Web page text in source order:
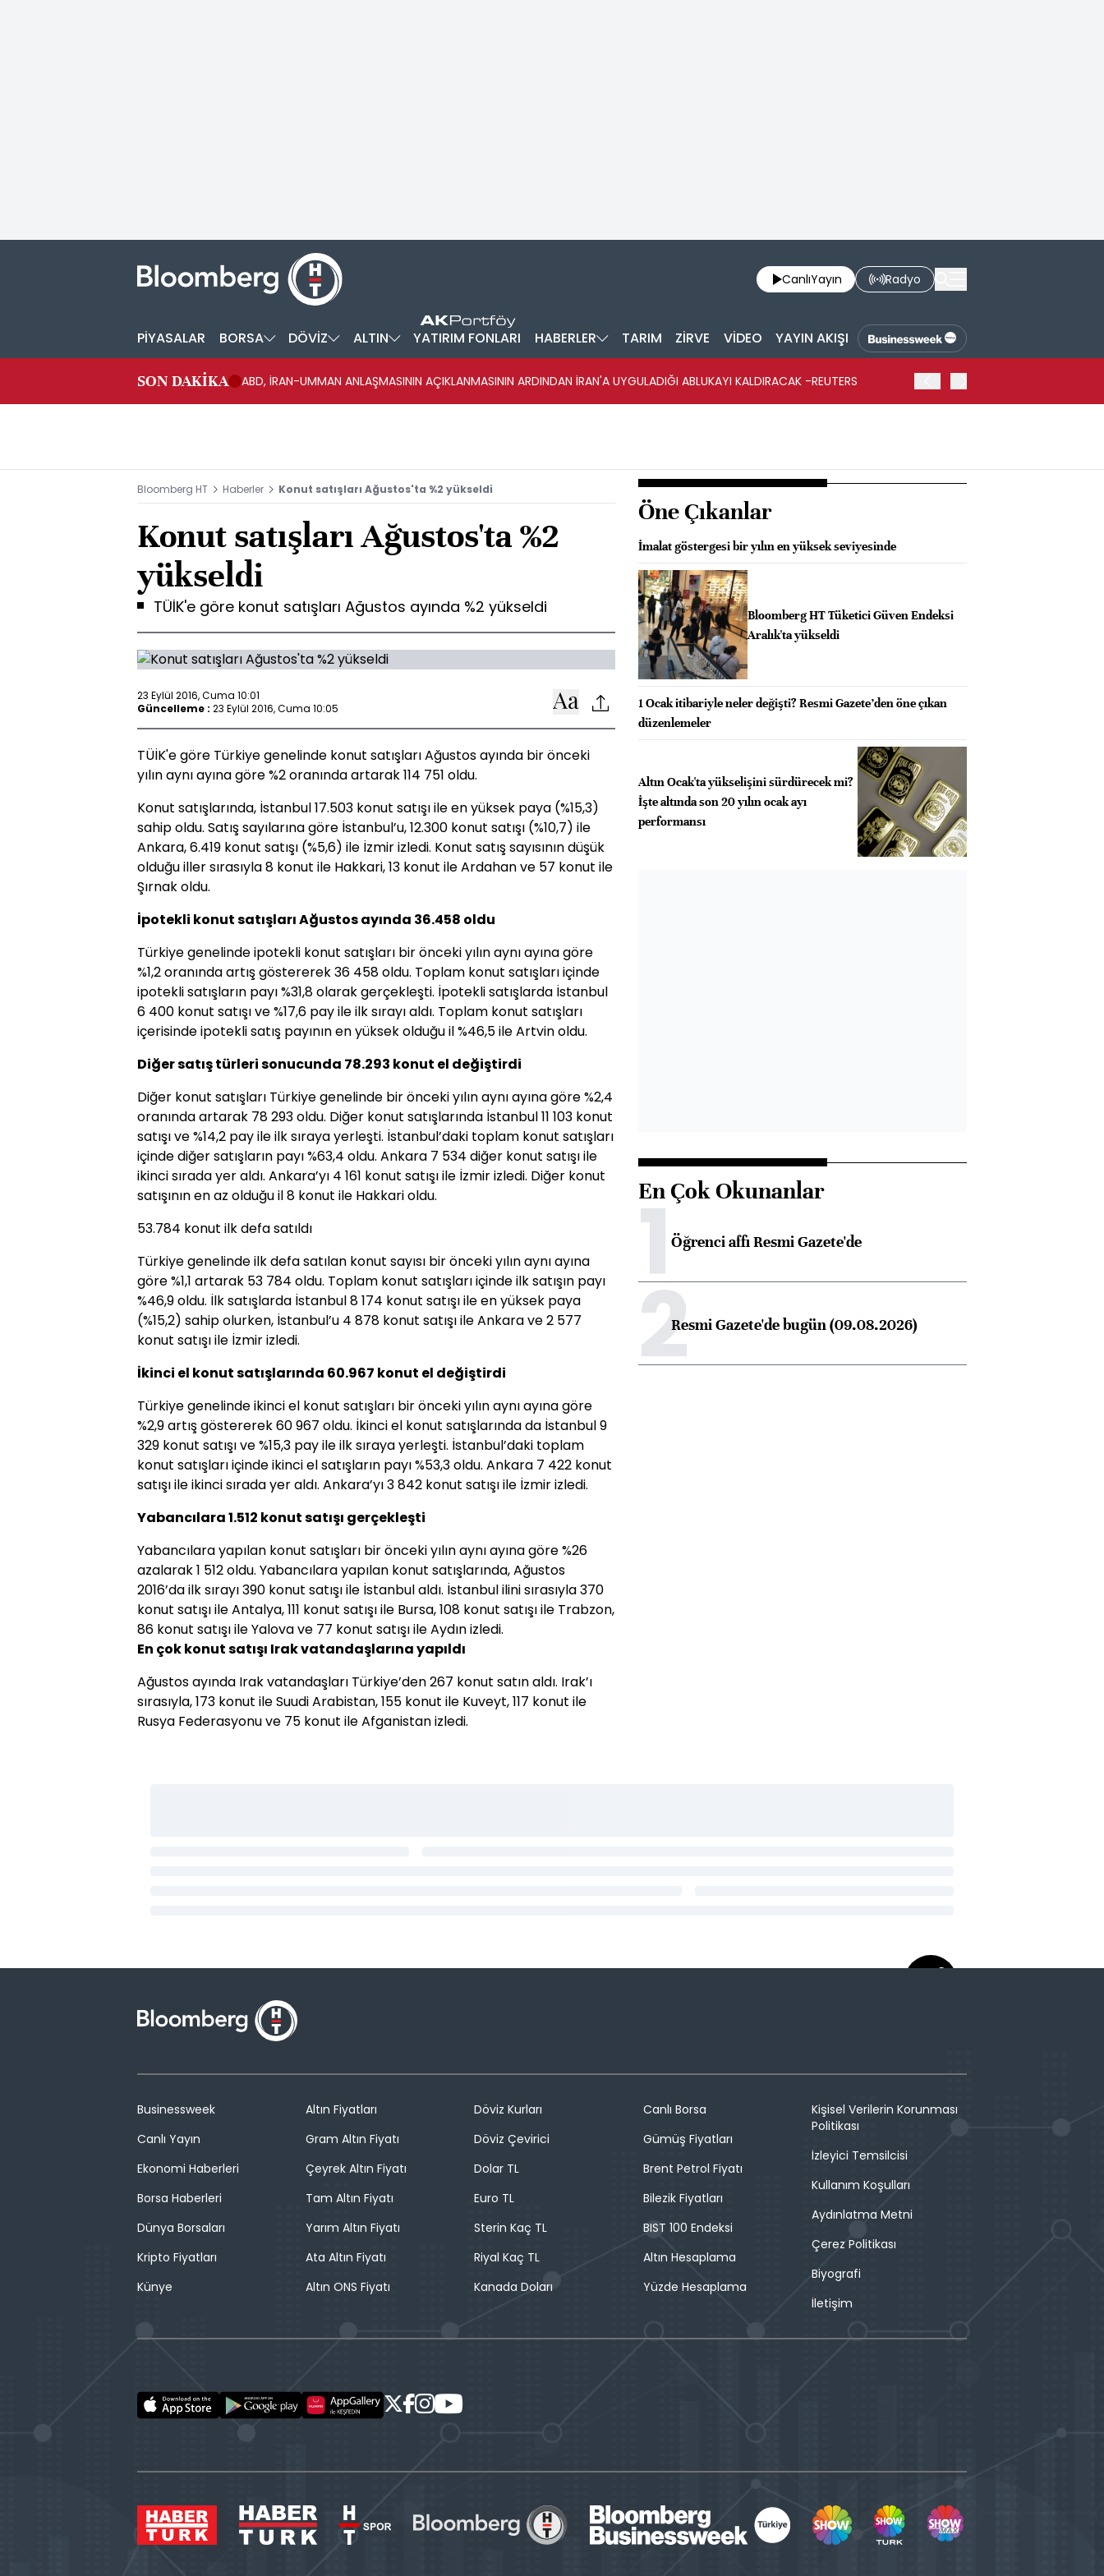
CanlıYayın Radyo
PİYASALAR BORSA DÖVİZ ALTIN YATIRIM FONLARI HABERLER TARIM ZİRVE VİDEO YAYIN AKIŞI
SON DAKİKA ABD, İRAN-UMMAN ANLAŞMASININ AÇIKLANMASININ ARDINDAN İRAN'A UYGULADIĞI ABLUKAYI KALDIRACAK -REUTERS
Bloomberg HT Haberler Konut satışları Ağustos'ta %2 yükseldi
Konut satışları Ağustos'ta %2
yükseldi
TÜİK'e göre konut satışları Ağustos ayında %2 yükseldi
23 Eylül 2016, Cuma 10:01
Güncelleme : 23 Eylül 2016, Cuma 10:05
TÜİK'e göre Türkiye genelinde konut satışları Ağustos ayında bir önceki
yılın aynı ayına göre %2 oranında artarak 114 751 oldu.
Konut satışlarında, İstanbul 17.503 konut satışı ile en yüksek paya (%15,3)
sahip oldu. Satış sayılarına göre İstanbul’u, 12.300 konut satışı (%10,7) ile
Ankara, 6.419 konut satışı (%5,6) ile İzmir izledi. Konut satış sayısının düşük
olduğu iller sırasıyla 8 konut ile Hakkari, 13 konut ile Ardahan ve 57 konut ile
Şırnak oldu.
İpotekli konut satışları Ağustos ayında 36.458 oldu
Türkiye genelinde ipotekli konut satışları bir önceki yılın aynı ayına göre
%1,2 oranında artış göstererek 36 458 oldu. Toplam konut satışları içinde
ipotekli satışların payı %31,8 olarak gerçekleşti. İpotekli satışlarda İstanbul
6 400 konut satışı ve %17,6 pay ile ilk sırayı aldı. Toplam konut satışları
içerisinde ipotekli satış payının en yüksek olduğu il %46,5 ile Artvin oldu.
Diğer satış türleri sonucunda 78.293 konut el değiştirdi
Diğer konut satışları Türkiye genelinde bir önceki yılın aynı ayına göre %2,4
oranında artarak 78 293 oldu. Diğer konut satışlarında İstanbul 11 103 konut
satışı ve %14,2 pay ile ilk sıraya yerleşti. İstanbul’daki toplam konut satışları
içinde diğer satışların payı %63,4 oldu. Ankara 7 534 diğer konut satışı ile
ikinci sırada yer aldı. Ankara’yı 4 161 konut satışı ile İzmir izledi. Diğer konut
satışının en az olduğu il 8 konut ile Hakkari oldu.
53.784 konut ilk defa satıldı
Türkiye genelinde ilk defa satılan konut sayısı bir önceki yılın aynı ayına
göre %1,1 artarak 53 784 oldu. Toplam konut satışları içinde ilk satışın payı
%46,9 oldu. İlk satışlarda İstanbul 8 174 konut satışı ile en yüksek paya
(%15,2) sahip olurken, İstanbul’u 4 878 konut satışı ile Ankara ve 2 577
konut satışı ile İzmir izledi.
İkinci el konut satışlarında 60.967 konut el değiştirdi
Türkiye genelinde ikinci el konut satışları bir önceki yılın aynı ayına göre
%2,9 artış göstererek 60 967 oldu. İkinci el konut satışlarında da İstanbul 9
329 konut satışı ve %15,3 pay ile ilk sıraya yerleşti. İstanbul’daki toplam
konut satışları içinde ikinci el satışların payı %53,3 oldu. Ankara 7 422 konut
satışı ile ikinci sırada yer aldı. Ankara’yı 3 842 konut satışı ile İzmir izledi.
Yabancılara 1.512 konut satışı gerçekleşti
Yabancılara yapılan konut satışları bir önceki yılın aynı ayına göre %26
azalarak 1 512 oldu. Yabancılara yapılan konut satışlarında, Ağustos
2016’da ilk sırayı 390 konut satışı ile İstanbul aldı. İstanbul ilini sırasıyla 370
konut satışı ile Antalya, 111 konut satışı ile Bursa, 108 konut satışı ile Trabzon,
86 konut satışı ile Yalova ve 77 konut satışı ile Aydın izledi.
En çok konut satışı Irak vatandaşlarına yapıldı
Ağustos ayında Irak vatandaşları Türkiye’den 267 konut satın aldı. Irak’ı
sırasıyla, 173 konut ile Suudi Arabistan, 155 konut ile Kuveyt, 117 konut ile
Rusya Federasyonu ve 75 konut ile Afganistan izledi.
Öne Çıkanlar
İmalat göstergesi bir yılın en yüksek seviyesinde
Bloomberg HT Tüketici Güven Endeksi
Aralık'ta yükseldi
1 Ocak itibariyle neler değişti? Resmi Gazete’den öne çıkan
düzenlemeler
Altın Ocak'ta yükselişini sürdürecek mi?
İşte altında son 20 yılın ocak ayı
performansı
En Çok Okunanlar
1Öğrenci affı Resmi Gazete'de
2Resmi Gazete'de bugün (09.08.2026)
Businessweek
Canlı Yayın
Ekonomi Haberleri
Borsa Haberleri
Dünya Borsaları
Kripto Fiyatları
Künye
Altın Fiyatları
Gram Altın Fiyatı
Çeyrek Altın Fiyatı
Tam Altın Fiyatı
Yarım Altın Fiyatı
Ata Altın Fiyatı
Altın ONS Fiyatı
Döviz Kurları
Döviz Çevirici
Dolar TL
Euro TL
Sterin Kaç TL
Riyal Kaç TL
Kanada Doları
Canlı Borsa
Gümüş Fiyatları
Brent Petrol Fiyatı
Bilezik Fiyatları
BIST 100 Endeksi
Altın Hesaplama
Yüzde Hesaplama
Kişisel Verilerin Korunması
Politikası
İzleyici Temsilcisi
Kullanım Koşulları
Aydınlatma Metni
Çerez Politikası
Biyografi
İletişim